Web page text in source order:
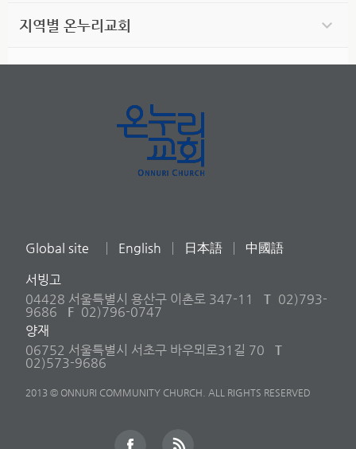
지역별 온누리교회
Global site English 日本語 中國語
서빙고
04428 서울특별시 용산구 이촌로 347-11
T 02)793-
9686
F 02)796-0747
양재
06752 서울특별시 서초구 바우뫼로31길 70
T
02)573-9686
2013 © ONNURI COMMUNITY CHURCH. ALL RIGHTS RESERVED